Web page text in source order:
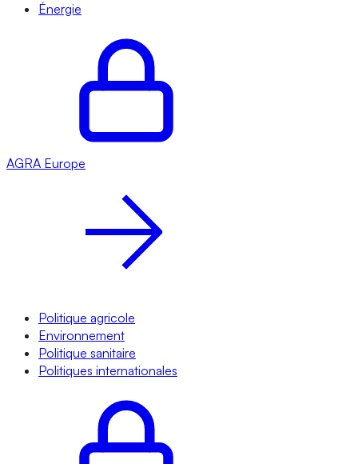
Énergie
AGRA Europe
Politique agricole
Environnement
Politique sanitaire
Politiques internationales